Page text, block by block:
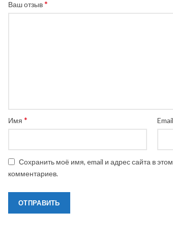
Ваш отзыв*
Имя * Email
Сохранить моё имя, email и адрес сайта в
комментариев.